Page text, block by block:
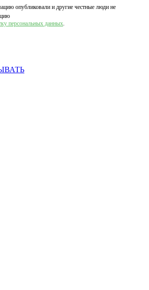
опубликовали и другие честные люди не
персональных данных.